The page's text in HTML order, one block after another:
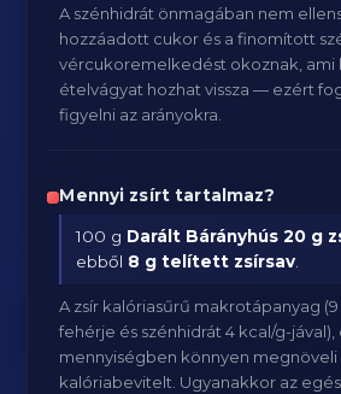
A szénhidrát önmagában nem
hozzáadott cukor és a finomított
vércukoremelkedést okoznak, ami
ételvágyat hozhat vissza — ezért
figyelni az arányokra.
Mennyi zsírt tartalmaz?
100 g Darált Bárányhús 20 g
ebből 8 g telített zsírsav
A zsír kalóriasűrű makrotápanyag
fehérje és szénhidrát 4 kcal/g-
mennyiségben könnyen megnöveli
kalóriabevitelt. Ugyanakkor az